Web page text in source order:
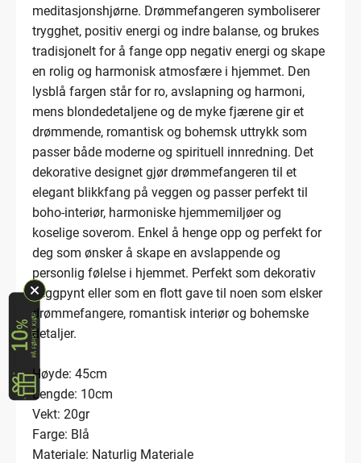
meditasjonshjørne. Drømmefangeren symboliserer
trygghet, positiv energi og indre balanse, og brukes
tradisjonelt for å fange opp negativ energi og skape
en rolig og harmonisk atmosfære i hjemmet. Den
lysblå fargen står for ro, avslapning og harmoni,
mens blondedetaljene og de myke fjærene gir et
drømmende, romantisk og bohemsk uttrykk som
passer både moderne og spirituell innredning. Det
dekorative designet gjør drømmefangeren til et
elegant blikkfang på veggen og passer perfekt til
boho-interiør, harmoniske hjemmemiljøer og
koselige soverom. Enkel å henge opp og perfekt for
deg som ønsker å skape en avslappende og
personlig følelse i hjemmet. Perfekt som dekorativ
veggpynt eller som en flott gave til noen som elsker
drømmefangere, romantisk interiør og bohemske
detaljer.
Høyde: 45cm
Lengde: 10cm
Vekt: 20gr
Farge: Blå
Materiale: Naturlig Materiale